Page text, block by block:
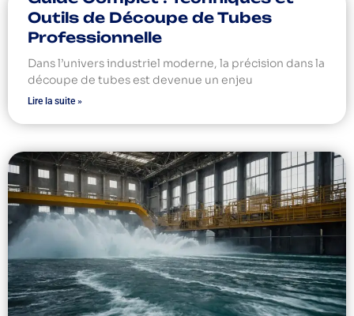
Outils de Découpe de Tubes
Professionnelle
Dans l’univers industriel moderne, la précision dans la
découpe de tubes est devenue un enjeu
Lire la suite »